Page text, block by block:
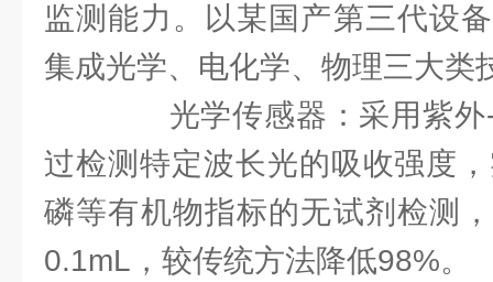
监测能力。以某国产第三代设
集成光学、电化学、物理三大类
光学传感器：采用紫外-
过检测特定波长光的吸收强度
磷等有机物指标的无试剂检测
0.1mL，较传统方法降低98%。